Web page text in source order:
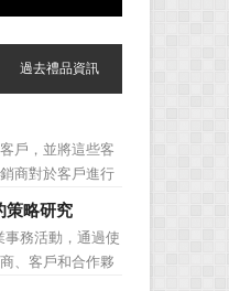
過去禮品資訊
戶，並將這些客
商對於客戶進行
從而有的放矢的
究方面更多地投
理策略的整體支
策略研究
務活動，通過使
、客戶和合作夥
間業務流程的電